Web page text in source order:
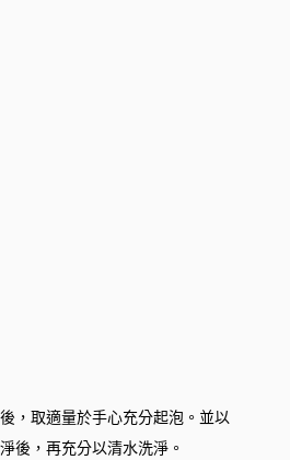
，取適量於手心充分起泡。並以
後，再充分以清水洗淨。